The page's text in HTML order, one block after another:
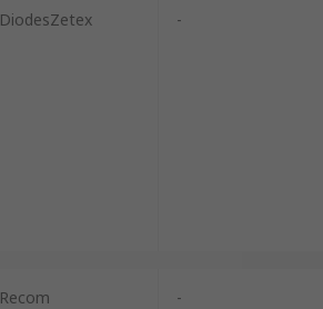
DiodesZetex -
Recom -